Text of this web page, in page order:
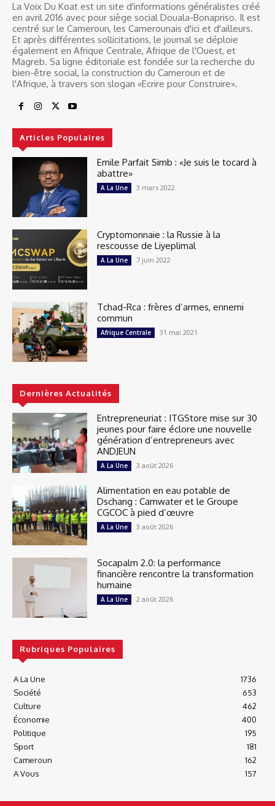
La Voix Du Koat est un site d'informations généralistes créé
en avril 2016 avec pour siège social Douala-Bonapriso. Il est
centré sur le Cameroun, les Camerounais d'ici et d'ailleurs.
Et après différentes sollicitations, le journal se déploie
également en Afrique Centrale, Afrique de l'Ouest, et
Magreb. Sa ligne éditoriale est fondée sur la recherche du
bien-être social, la construction du Cameroun et de
l'Afrique, à travers son slogan «Ecrire pour Construire».
Articles Populaires
Emile Parfait Simb : «Je suis le tocard à
abattre»
A La Une 3 mars 2022
Cryptomonnaie : la Russie à la
rescousse de Liyeplimal
A La Une 7 juin 2022
Tchad-Rca : frères d’armes, ennemi
commun
Afrique Centrale 31 mai 2021
Dernières Actualités
Entrepreneuriat : ITGStore mise sur 30
jeunes pour faire éclore une nouvelle
génération d’entrepreneurs avec
ANDJEUN
A La Une 3 août 2026
Alimentation en eau potable de
Dschang : Camwater et le Groupe
CGCOC à pied d’œuvre
A La Une 3 août 2026
Socapalm 2.0: la performance
financière rencontre la transformation
humaine
A La Une 2 août 2026
Rubriques Populaires
A La Une
1736
Société
653
Culture
462
Économie
400
Politique
195
Sport
181
Cameroun
162
A Vous
157